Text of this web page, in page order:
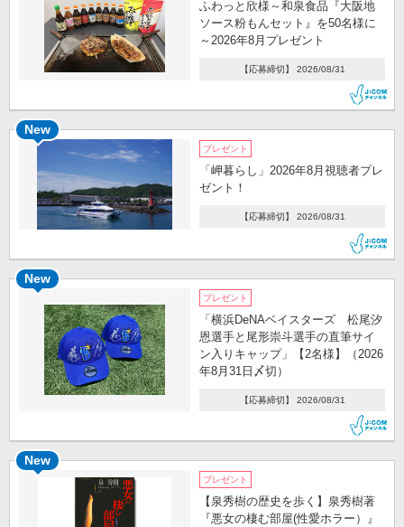
ふわっと欣様～和泉食品『大阪地
ソース粉もんセット』を50名様に
～2026年8月プレゼント
【応募締切】 2026/08/31
New
プレゼント
「岬暮らし」2026年8月視聴者プレ
ゼント！
【応募締切】 2026/08/31
New
プレゼント
「横浜DeNAベイスターズ 松尾汐
恩選手と尾形崇斗選手の直筆サイ
ン入りキャップ」【2名様】（2026
年8月31日〆切）
【応募締切】 2026/08/31
New
プレゼント
【泉秀樹の歴史を歩く】泉秀樹著
『悪女の棲む部屋(性愛ホラー）』